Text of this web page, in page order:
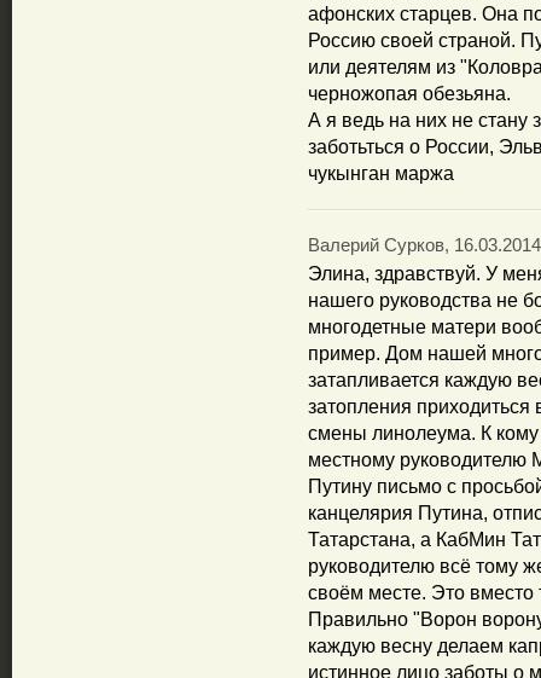
афонских старцев. Она
Россию своей страной.
или деятелям из
черножопая обезьяна.
А я ведь на них не стану
заботьться о России,
чукынган маржа
Валерий Сурков,
Элина, здравcтвуй. У
нашего руководства не
многодетные матери
пример. Дом нашей
затапливается каждую
затопления приходиться
смены линолеума. К
местному руководителю
Путину письмо с
канцелярия Путина,
Татарстана, а КабМин
руководителю всё тому
своём месте. Это вместо
Правильно "Ворон
каждую весну делаем
истинное лицо заботы о